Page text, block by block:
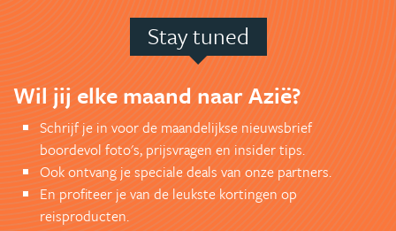
Stay tuned
Wil jij elke maand naar Azië?
Schrijf je in voor de maandelijkse nieuwsbrief
boordevol foto's, prijsvragen en insider tips.
Ook ontvang je speciale deals van onze partners.
En profiteer je van de leukste kortingen op
reisproducten.